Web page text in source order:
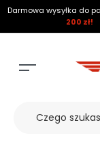
Darmowa wysyłka do
200 zł!